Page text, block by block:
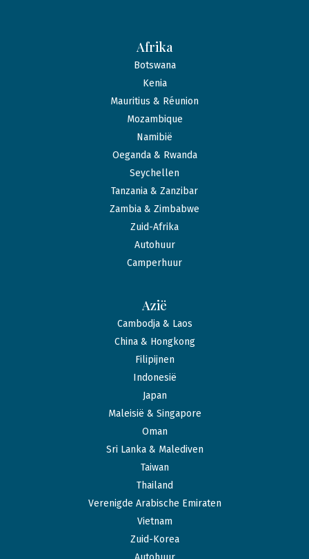
Afrika
Botswana
Kenia
Mauritius & Réunion
Mozambique
Namibië
Oeganda & Rwanda
Seychellen
Tanzania & Zanzibar
Zambia & Zimbabwe
Zuid-Afrika
Autohuur
Camperhuur
Azië
Cambodja & Laos
China & Hongkong
Filipijnen
Indonesië
Japan
Maleisië & Singapore
Oman
Sri Lanka & Malediven
Taiwan
Thailand
Verenigde Arabische Emiraten
Vietnam
Zuid-Korea